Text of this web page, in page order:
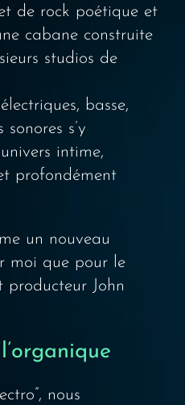
de rock poétique et
cabane construite
studios de
basse,
s’y
intime,
profondément
un nouveau
moi que pour le
John
nous